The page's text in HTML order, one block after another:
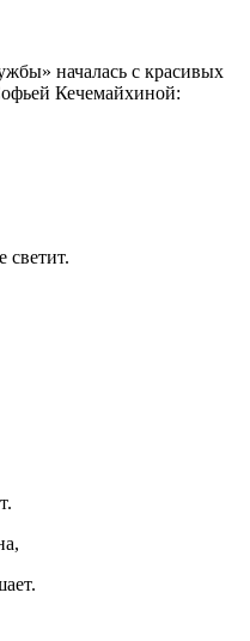
началась с красивых
Кечемайхиной: